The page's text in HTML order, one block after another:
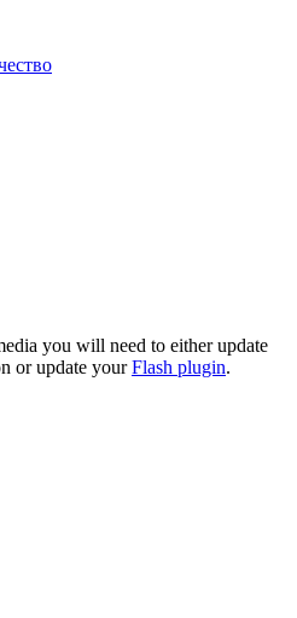
you will need to either update
or update yourFlash plugin.